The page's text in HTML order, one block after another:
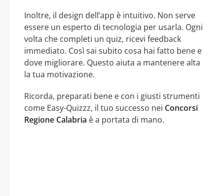
Inoltre, il design dell’app è intuitivo. Non serve
essere un esperto di tecnologia per usarla. Ogni
volta che completi un quiz, ricevi feedback
immediato. Così sai subito cosa hai fatto bene e
dove migliorare. Questo aiuta a mantenere alta
la tua motivazione.
Ricorda, preparati bene e con i giusti strumenti
come Easy-Quizzz, il tuo successo nei Concorsi
Regione Calabria è a portata di mano.